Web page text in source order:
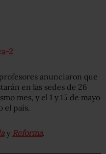
anunciaron que
en las sedes de 26
mes, y el 1 y 15 de mayo
el país.
y Reforma.